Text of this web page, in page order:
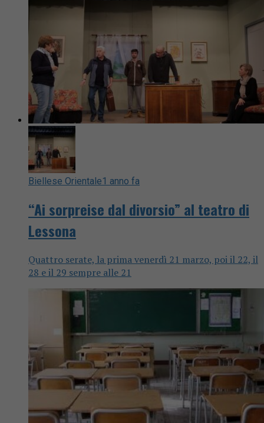
Biellese Orientale1 anno fa
“Ai sorpreise dal divorsio” al teatro di
Lessona
Quattro serate, la prima venerdì 21 marzo, poi il 22, il
28 e il 29 sempre alle 21